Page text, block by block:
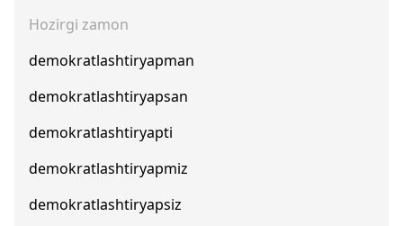
Hozirgi zamon
demokratlashtiryapman
demokratlashtiryapsan
demokratlashtiryapti
demokratlashtiryapmiz
demokratlashtiryapsiz